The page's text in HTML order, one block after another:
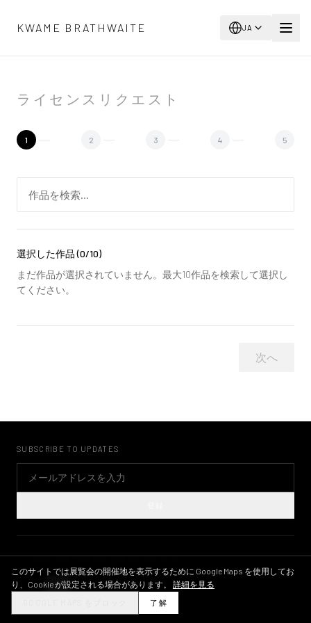
KWAME BRATHWAITE
JA
ライセンスリクエスト
1 2 3 4 5
選択した作品(0/10)
まだ作品が選択されていません。最大10作品を検索して選択し
てください。
次へ
SUBSCRIBE TO UPDATES
©2026KWAME BRATHWAITE ARCHIVE
プライバシーポリシー利用規約画像ライセンスINSTAGRAM
THEME
このサイトでは展覧会の開催地を表示するために Google Maps を使用してお
り、Cookie が設定される場合があります。
詳細を見る
了解